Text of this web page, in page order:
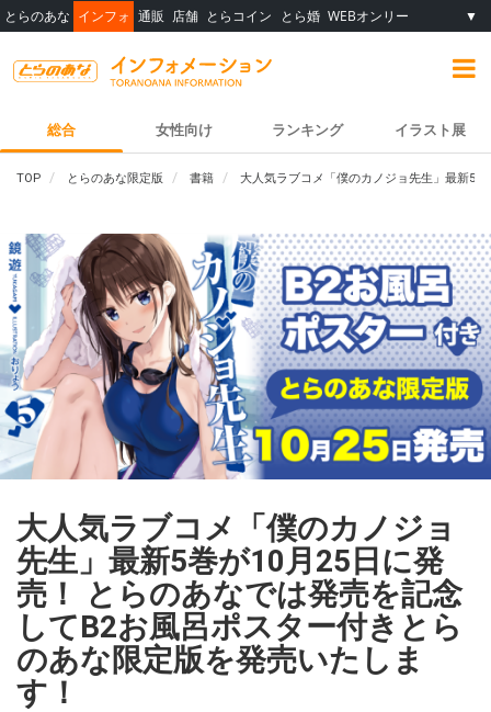
とらのあな インフォ 通販 店舗 とらコイン とら婚 WEBオンリー ▼
総合 女性向け ランキング イラスト展
TOP とらのあな限定版 書籍 大人気ラブコメ「僕のカノジョ先生」最新5
大人気ラブコメ「僕のカノジョ
先生」最新5巻が10月25日に発
売！ とらのあなでは発売を記念
してB2お風呂ポスター付きとら
のあな限定版を発売いたしま
す！